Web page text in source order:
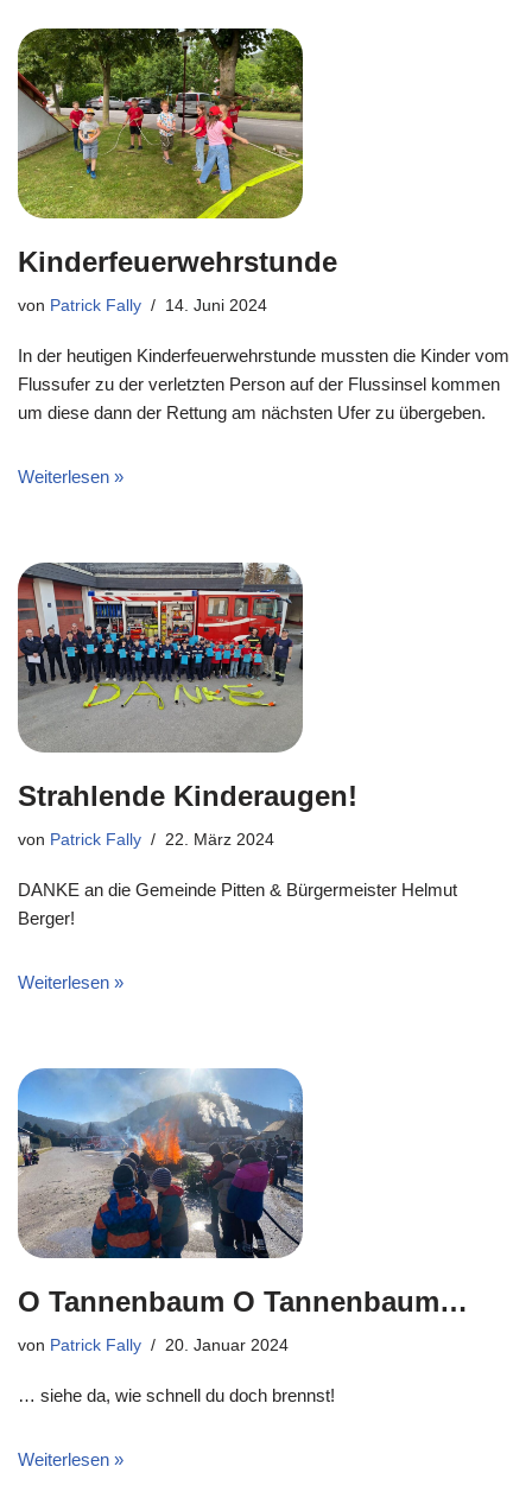
Kinderfeuerwehrstunde
von Patrick Fally 14. Juni 2024
In der heutigen Kinderfeuerwehrstunde mussten die Kinder vom
Flussufer zu der verletzten Person auf der Flussinsel kommen
um diese dann der Rettung am nächsten Ufer zu übergeben.
Weiterlesen »
Strahlende Kinderaugen!
von Patrick Fally 22. März 2024
DANKE an die Gemeinde Pitten & Bürgermeister Helmut
Berger!
Weiterlesen »
O Tannenbaum O Tannenbaum…
von Patrick Fally 20. Januar 2024
… siehe da, wie schnell du doch brennst!
Weiterlesen »